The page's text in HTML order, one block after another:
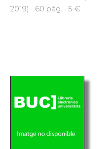
2019) · 60 pàg. · 5 €